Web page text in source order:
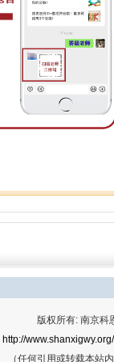
版权所有: 南京科
http://www.shanxigwy.org/
（任何引用或转载本站